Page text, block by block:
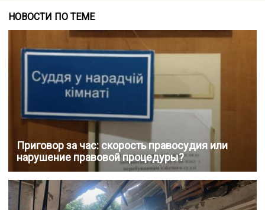
НОВОСТИ ПО ТЕМЕ
Приговор за час: скорость правосудия или
нарушение правовой процедуры?